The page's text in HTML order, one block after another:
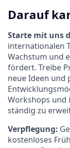
Darauf
Starte mit uns
internationalen
Wachstum und
fördert. Treibe
neue Ideen und
Workshops und
ständig zu
Verpflegung:
kostenloses